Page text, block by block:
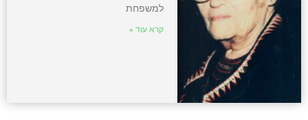
למשפחת
קרא עוד »